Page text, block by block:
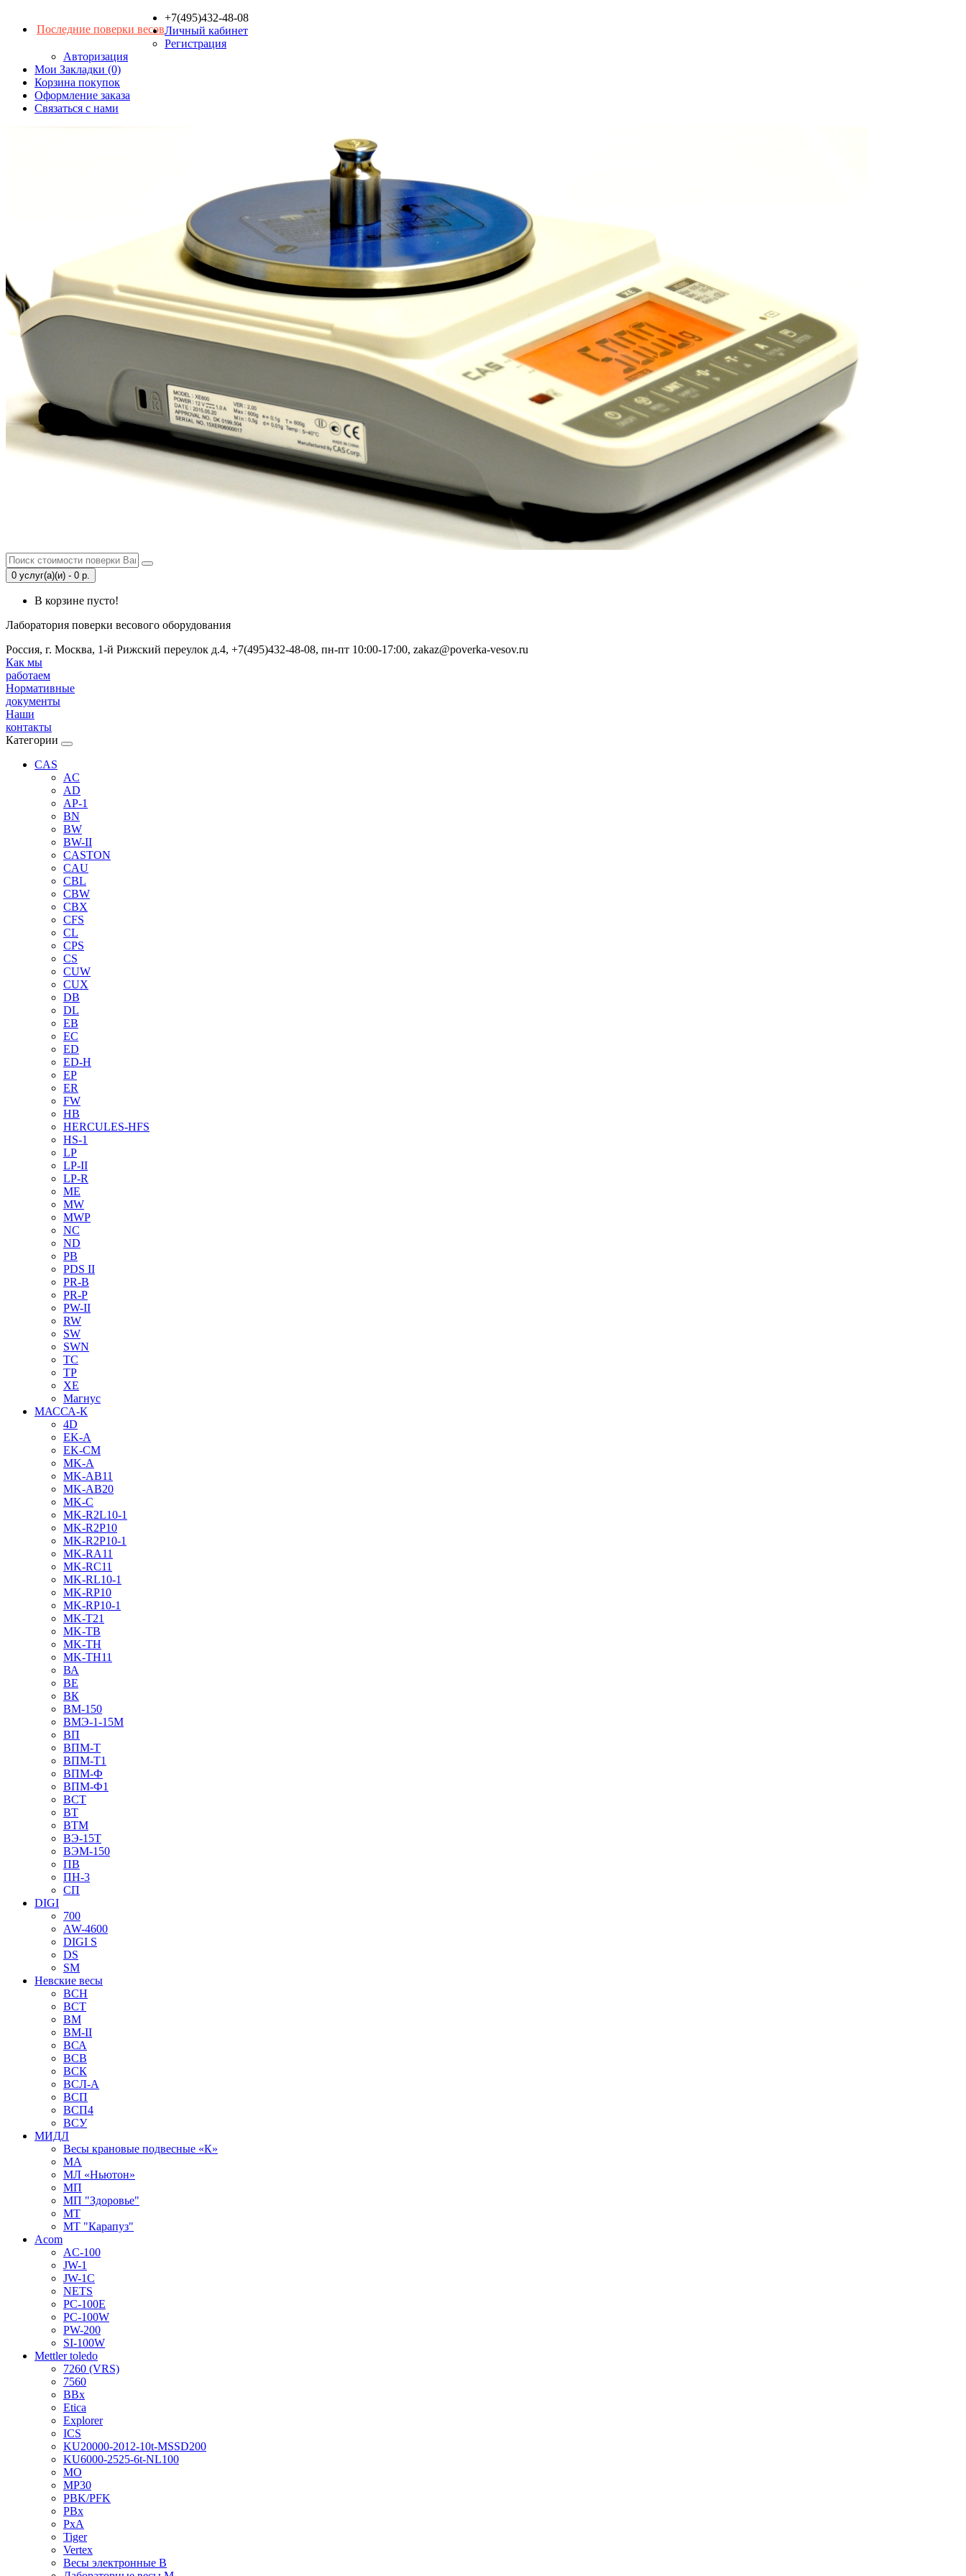
Последние поверки весов
+7(495)432-48-08
Личный кабинет
Регистрация
Авторизация
Мои Закладки (0)
Корзина покупок
Оформление заказа
Связаться с нами
0 услуг(а)(и) - 0 р.
В корзине пусто!
Лаборатория поверки весового оборудования
Россия, г. Москва, 1-й Рижский переулок д.4, +7(495)432-48-08, пн-пт 10:00-17:00, zakaz@poverka-vesov.ru
Как мы
работаем
Нормативные
документы
Наши
контакты
Категории
CAS
AC
AD
AP-1
BN
BW
BW-II
CASTON
CAU
CBL
CBW
CBX
CFS
CL
CPS
CS
CUW
CUX
DB
DL
EB
EC
ED
ED-H
EP
ER
FW
HB
HERCULES-HFS
HS-1
LP
LP-II
LP-R
ME
MW
MWP
NC
ND
PB
PDS II
PR-B
PR-P
PW-II
RW
SW
SWN
TC
TP
XE
Магнус
МАССА-К
4D
EK-A
EK-CM
MK-A
MK-AB11
MK-AB20
MK-C
MK-R2L10-1
MK-R2P10
MK-R2P10-1
MK-RA11
MK-RC11
MK-RL10-1
MK-RP10
MK-RP10-1
MK-T21
MK-TB
MK-TH
MK-TH11
ВА
ВЕ
ВК
ВМ-150
ВМЭ-1-15М
ВП
ВПМ-Т
ВПМ-Т1
ВПМ-Ф
ВПМ-Ф1
ВСТ
ВТ
ВТМ
ВЭ-15Т
ВЭМ-150
ПВ
ПН-3
СП
DIGI
700
AW-4600
DIGI S
DS
SM
Невские весы
BCH
BCT
BM
BM-II
ВСА
ВСВ
ВСК
ВСЛ-А
ВСП
ВСП4
ВСУ
МИДЛ
Весы крановые подвесные «К»
МА
МЛ «Ньютон»
МП
МП "Здоровье"
МТ
МТ "Карапуз"
Acom
AC-100
JW-1
JW-1C
NETS
PC-100E
PC-100W
PW-200
SI-100W
Mettler toledo
7260 (VRS)
7560
BBx
Etica
Explorer
ICS
KU20000-2012-10t-MSSD200
KU6000-2525-6t-NL100
MO
MP30
PBK/PFK
PBx
PxA
Tiger
Vertex
Весы электронные B